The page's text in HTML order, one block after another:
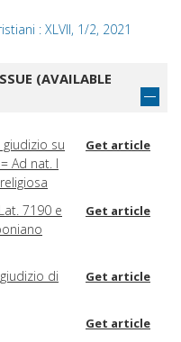
: XLVII, 1/2, 2021
(AVAILABLE
su
Ad nat. I
Get article
7190 e
Get article
di
Get article
Get article